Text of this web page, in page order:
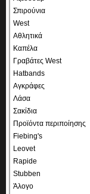
Σπιρούνια
West
Αθλητικά
Καπέλα
Γραβάτες West
Hatbands
Αγκράφες
Λάσα
Σακίδια
Προϊόντα περιποίησης
Fiebing's
Leovet
Rapide
Stubben
Άλογο